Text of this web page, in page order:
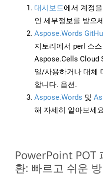
대시보드에서 계정
인 세부정보를 받으
Aspose.Words
지토리에서 perl 소
Aspose.Cells Cloud
일/사용하거나 대체
합니다. 옵션.
Aspose.Words 및
해 자세히 알아보세
PowerPoint POT
환: 빠르고 쉬운